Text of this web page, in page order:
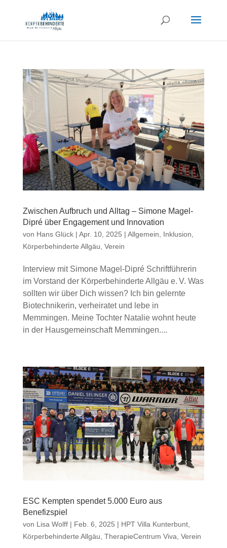
Zwischen Aufbruch und Alltag – Simone Magel-
Dipré über Engagement und Innovation
von Hans Glück| Apr. 10, 2025 | Allgemein Inklusion
Körperbehinderte Allgäu Verein
Interview mit Simone Magel-Dipré Schriftführerin
im Vorstand der Körperbehinderte Allgäu e. V. Was
sollten wir über Dich wissen? Ich bin gelernte
Biotechnikerin, verheiratet und lebe in
Memmingen. Meine Tochter Natalie wohnt heute
in der Hausgemeinschaft Memmingen....
ESC Kempten spendet 5.000 Euro aus
Benefizspiel
von Lisa Wolff| Feb. 6, 2025 | HPT Villa Kunterbunt,
Körperbehinderte Allgäu TherapieCentrum Viva Verein